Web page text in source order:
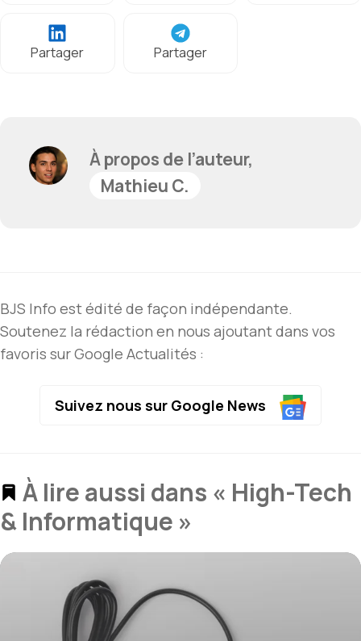
Partager Partager
À propos de l’auteur,
Mathieu C.
BJS Info est édité de façon indépendante.
Soutenez la rédaction en nous ajoutant dans vos
favoris sur Google Actualités :
Suivez nous sur Google News
À lire aussi dans « High-Tech
& Informatique »